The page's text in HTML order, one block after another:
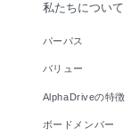
私たちについて
パーパス
バリュー
AlphaDriveの特徴
ボードメンバー